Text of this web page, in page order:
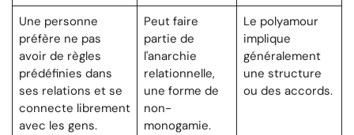
Une personne
préfère ne pas
avoir de règles
prédéfinies dans
ses relations et se
connecte librement
avec les gens.
Peut faire
partie de
l'anarchie
relationnelle,
une forme de
non-
monogamie.
Le polyamour
implique
généralement
une structure
ou des accords.